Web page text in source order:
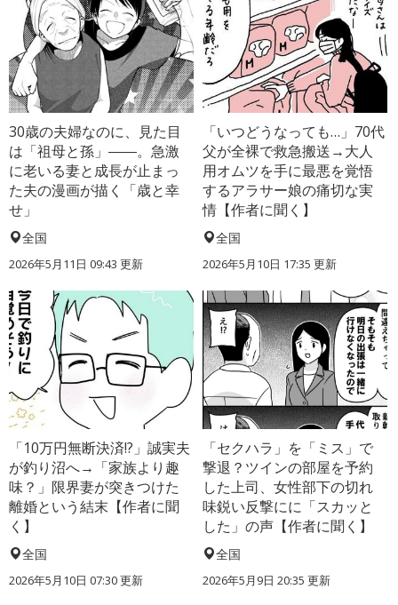
30歳の夫婦なのに、見た目
は「祖母と孫」――。急激
に老いる妻と成長が止まっ
た夫の漫画が描く「歳と幸
せ」
全国
2026年5月11日 09:43 更新
「いつどうなっても…」70代
父が全裸で救急搬送→大人
用オムツを手に最悪を覚悟
するアラサー娘の痛切な実
情【作者に聞く】
全国
2026年5月10日 17:35 更新
「10万円無断決済!?」誠実夫
が釣り沼へ→「家族より趣
味？」限界妻が突きつけた
離婚という結末【作者に聞
く】
全国
2026年5月10日 07:30 更新
「セクハラ」を「ミス」で
撃退？ツインの部屋を予約
した上司、女性部下の切れ
味鋭い反撃にに「スカッと
した」の声【作者に聞く】
全国
2026年5月9日 20:35 更新